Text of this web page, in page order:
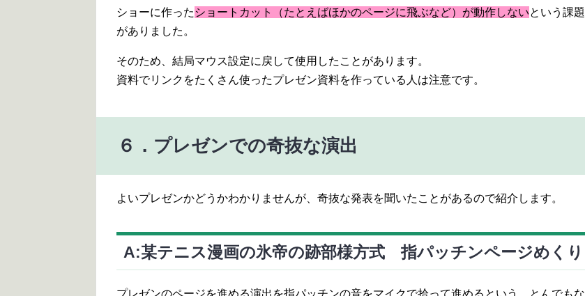
ショーに作った ショートカット（たとえばほかのページに飛ぶなど）が動作しないという課題
がありました。
そのため、結局マウス設定に戻して使用したことがあります。
資料でリンクをたくさん使ったプレゼン資料を作っている人は注意です。
６．プレゼンでの奇抜な演出
よいプレゼンかどうかわかりませんが、奇抜な発表を聞いたことがあるので紹介します。
A:某テニス漫画の氷帝の跡部様方式 指パッチンページめくり
プレゼンのページを進める演出を指パッチンの音をマイクで拾って進めるという、とんでもな